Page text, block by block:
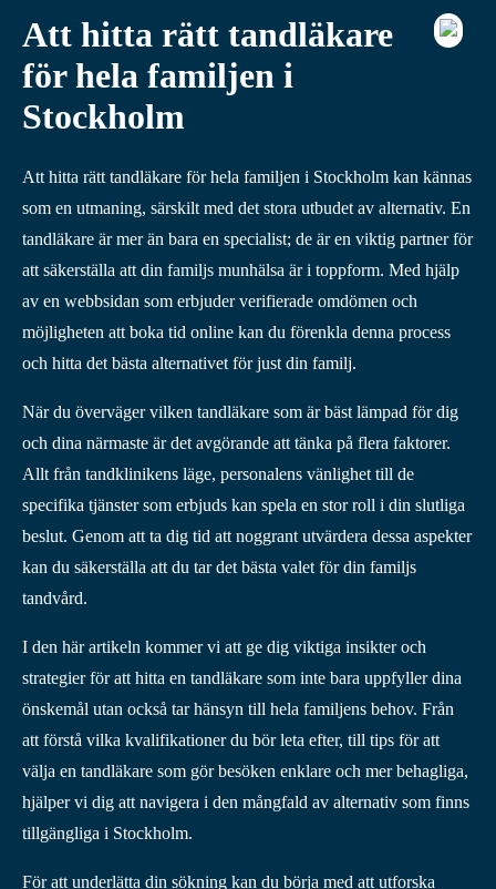
Att hitta rätt tandläkare
för hela familjen i
Stockholm
Att hitta rätt tandläkare för hela familjen i Stockholm kan kännas
som en utmaning, särskilt med det stora utbudet av alternativ. En
tandläkare är mer än bara en specialist; de är en viktig partner för
att säkerställa att din familjs munhälsa är i toppform. Med hjälp
av en webbsidan som erbjuder verifierade omdömen och
möjligheten att boka tid online kan du förenkla denna process
och hitta det bästa alternativet för just din familj.
När du överväger vilken tandläkare som är bäst lämpad för dig
och dina närmaste är det avgörande att tänka på flera faktorer.
Allt från tandklinikens läge, personalens vänlighet till de
specifika tjänster som erbjuds kan spela en stor roll i din slutliga
beslut. Genom att ta dig tid att noggrant utvärdera dessa aspekter
kan du säkerställa att du tar det bästa valet för din familjs
tandvård.
I den här artikeln kommer vi att ge dig viktiga insikter och
strategier för att hitta en tandläkare som inte bara uppfyller dina
önskemål utan också tar hänsyn till hela familjens behov. Från
att förstå vilka kvalifikationer du bör leta efter, till tips för att
välja en tandläkare som gör besöken enklare och mer behagliga,
hjälper vi dig att navigera i den mångfald av alternativ som finns
tillgängliga i Stockholm.
För att underlätta din sökning kan du börja med att utforska